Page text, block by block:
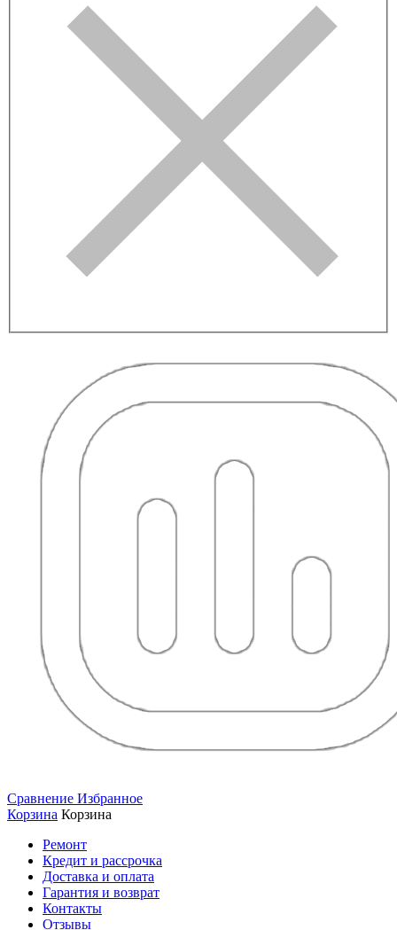
Сравнение Избранное
Корзина Корзина
Ремонт
Кредит и рассрочка
Доставка и оплата
Гарантия и возврат
Контакты
Отзывы